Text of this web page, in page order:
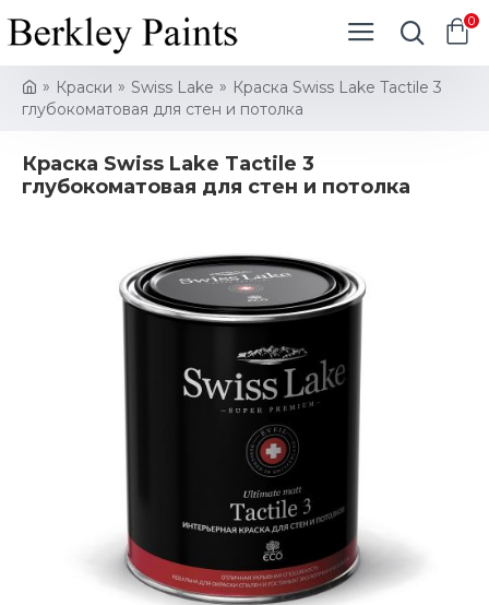
0
Краски Swiss Lake
Краска Swiss Lake Tactile 3
глубокоматовая для стен и потолка
Краска Swiss Lake Tactile 3
глубокоматовая для стен и потолка